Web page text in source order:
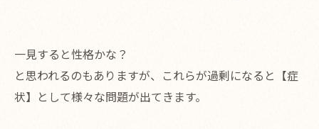
一見すると性格かな？
と思われるのもありますが、これらが過剰になると【症
状】として様々な問題が出てきます。